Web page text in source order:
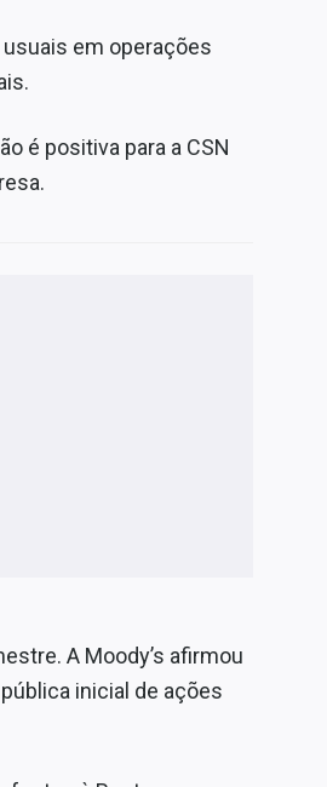
em operações
é positiva para a CSN
A Moody’s afirmou
inicial de ações